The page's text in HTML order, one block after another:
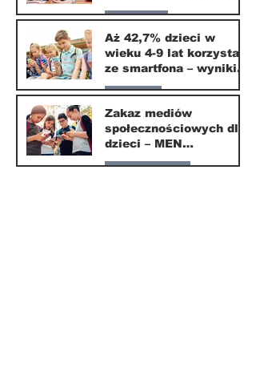
od września 2026
Edukacja
16 mar
Aż 42,7% dzieci w
wieku 4-9 lat korzysta
ze smartfona – wyniki
badania Krajowego
Instytutu Mediów
Parents
1 mar
Zakaz mediów
społecznościowych dla
dzieci – MEN
przedstawia projekt